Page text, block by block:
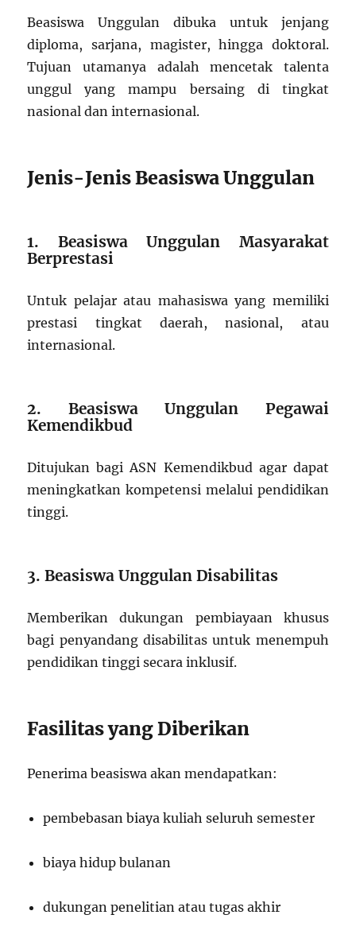
Beasiswa Unggulan dibuka untuk jenjang
diploma, sarjana, magister, hingga doktoral.
Tujuan utamanya adalah mencetak talenta
unggul yang mampu bersaing di tingkat
nasional dan internasional.
Jenis-Jenis Beasiswa Unggulan
1. Beasiswa Unggulan Masyarakat
Berprestasi
Untuk pelajar atau mahasiswa yang memiliki
prestasi tingkat daerah, nasional, atau
internasional.
2. Beasiswa Unggulan Pegawai
Kemendikbud
Ditujukan bagi ASN Kemendikbud agar dapat
meningkatkan kompetensi melalui pendidikan
tinggi.
3. Beasiswa Unggulan Disabilitas
Memberikan dukungan pembiayaan khusus
bagi penyandang disabilitas untuk menempuh
pendidikan tinggi secara inklusif.
Fasilitas yang Diberikan
Penerima beasiswa akan mendapatkan:
pembebasan biaya kuliah seluruh semester
biaya hidup bulanan
dukungan penelitian atau tugas akhir